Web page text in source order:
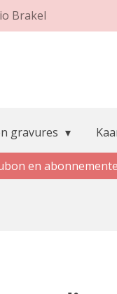
Brakel
gravures
en